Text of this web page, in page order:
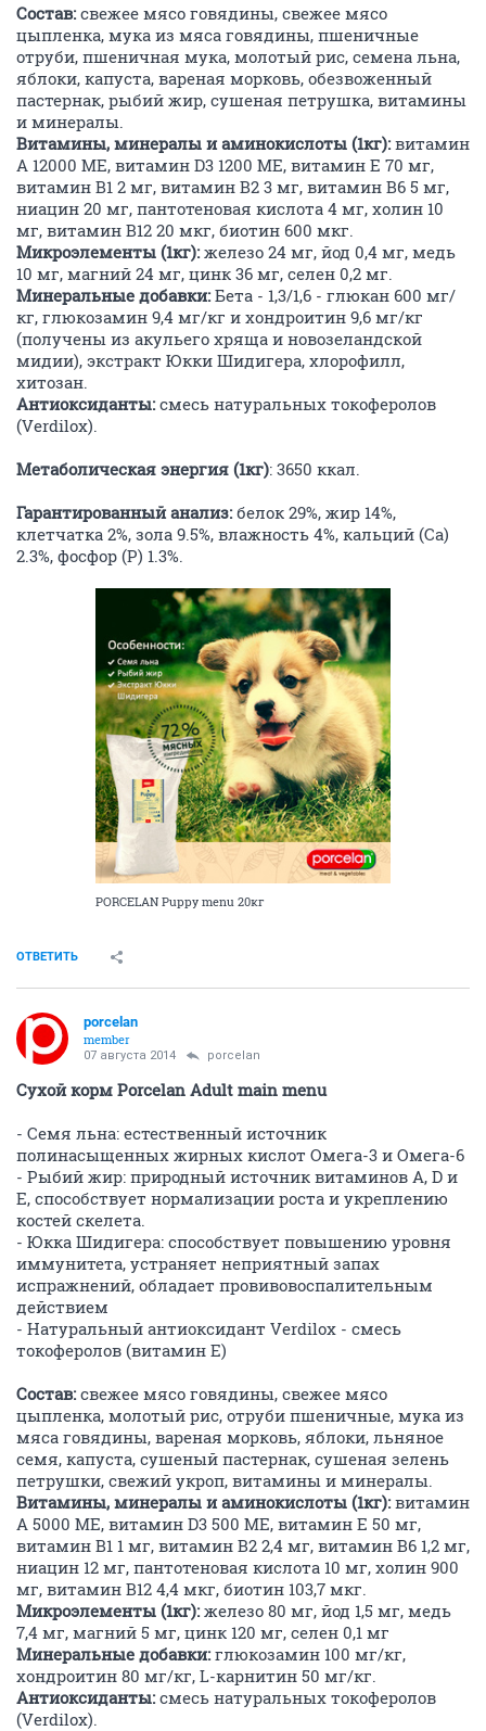
Состав:свежее мясо говядины, свежее мясо
цыпленка, мука из мяса говядины, пшеничные
отруби, пшеничная мука, молотый рис, семена льна,
яблоки, капуста, вареная морковь, обезвоженный
пастернак, рыбий жир, сушеная петрушка, витамины
и минералы.
Витамины, минералы и аминокислоты (1кг):витамин
A 12000 МЕ, витамин D3 1200 МЕ, витамин Е 70 мг,
витамин В1 2 мг, витамин В2 3 мг, витамин В6 5 мг,
ниацин 20 мг, пантотеновая кислота 4 мг, холин 10
мг, витамин В12 20 мкг, биотин 600 мкг.
Микроэлементы (1кг):железо 24 мг, йод 0,4 мг, медь
10 мг, магний 24 мг, цинк 36 мг, селен 0,2 мг.
Минеральные добавки:Бета - 1,3/1,6 - глюкан 600 мг/
кг, глюкозамин 9,4 мг/кг и хондроитин 9,6 мг/кг
(получены из акульего хряща и новозеландской
мидии), экстракт Юкки Шидигера, хлорофилл,
хитозан.
Антиоксиданты:смесь натуральных токоферолов
(Verdilox).
Метаболическая энергия (1кг): 3650 ккал.
Гарантированный анализ:белок 29%, жир 14%,
клетчатка 2%, зола 9.5%, влажность 4%, кальций (Ca)
2.3%, фосфор (Р) 1.3%.
PORCELAN Puppy menu 20кг
ОТВЕТИТЬ
porcelan
member
07 августа 2014 porcelan
Сухой корм Porcelan Adult main menu
- Семя льна: естественный источник
полинасыщенных жирных кислот Омега-3 и Омега-6
- Рыбий жир: природный источник витаминов А, D и
E, способствует нормализации роста и укреплению
костей скелета.
- Юкка Шидигера: способствует повышению уровня
иммунитета, устраняет неприятный запах
испражнений, обладает провивовоспалительным
действием
- Натуральный антиоксидант Verdilox - смесь
токоферолов (витамин Е)
Состав:свежее мясо говядины, свежее мясо
цыпленка, молотый рис, отруби пшеничные, мука из
мяса говядины, вареная морковь, яблоки, льняное
семя, капуста, сушеный пастернак, сушеная зелень
петрушки, свежий укроп, витамины и минералы.
Витамины, минералы и аминокислоты (1кг):витамин
A 5000 МЕ, витамин D3 500 МЕ, витамин Е 50 мг,
витамин В1 1 мг, витамин В2 2,4 мг, витамин В6 1,2 мг,
ниацин 12 мг, пантотеновая кислота 10 мг, холин 900
мг, витамин В12 4,4 мкг, биотин 103,7 мкг.
Микроэлементы (1кг):железо 80 мг, йод 1,5 мг, медь
7,4 мг, магний 5 мг, цинк 120 мг, селен 0,1 мг
Минеральные добавки:глюкозамин 100 мг/кг,
хондроитин 80 мг/кг, L-карнитин 50 мг/кг.
Антиоксиданты:смесь натуральных токоферолов
(Verdilox).